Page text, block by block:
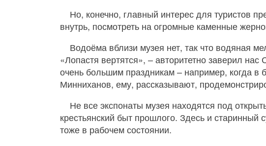
Но, конечно, главный интерес для туристов
внутрь, посмотреть на огромные каменные
Водоёма вблизи музея нет, так что водяная
«Лопастя вертятся», – авторитетно заверил
очень большим праздникам – например, когда в
Минниханов, ему, рассказывают,
Не все экспонаты музея находятся под
крестьянский быт прошлого. Здесь и старинный
тоже в рабочем состоянии.